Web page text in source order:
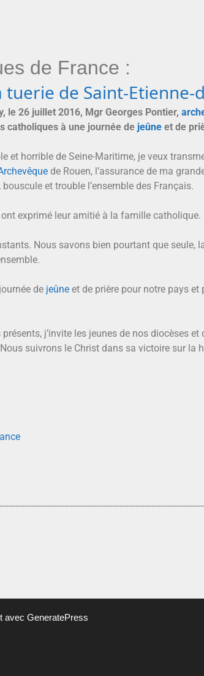
de France :
de Saint-Etienne-
le 26 juillet 2016, Mgr Georges Pontier,
catholiques à une journée de jeûne et de
et horrible de Seine-Maritime, je veux
de Rouen, l’assurance de ma
et trouble l’ensemble des Français.
exprimé leur amitié à la famille catholique.
Nous savons bien pourtant que seule,
de jeûne et de prière pour notre pays
j’invite les jeunes de nos diocèses
suivrons le Christ dans sa victoire sur la
avec GeneratePress